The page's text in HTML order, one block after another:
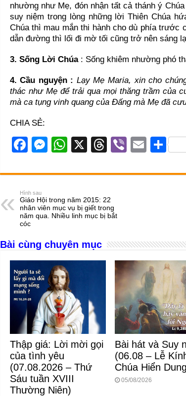
nhường như Mẹ, đón nhận tất cả thánh ý
suy niệm trong lòng những lời Thiên Chúa
Chúa thì mau mắn thi hành cho dù phía trước
dẫn đường thì lối đi mờ tối cũng trở nên sáng
3. Sống Lời Chúa : Sống khiêm nhường phó
4. Cầu nguyện : Lạy Mẹ Maria, xin cho
thác như Mẹ để trải qua mọi thăng trầm của
mà ca tụng vinh quang của Đấng mà Mẹ đã
CHIA SẺ:
F
c
e
b
o
o
k
M
ss
n
g
er
W
at
A
p
p
X
T
e
d
s
Vi
er
E
ail
S
ar
Hình sau
Giáo Hội trong năm 2015: 22
nhân viên mục vụ bị giết trong
năm qua. Nhiều linh mục bị bắt
cóc
Bài cùng chuyên mục
Thập giá: Lời mời gọi
của tình yêu
(07.08.2026 – Thứ
Sáu tuần XVIII
Thường Niên)
Bài hát và Suy
(06.08 – Lễ
Chúa Hiển
05/08/2026